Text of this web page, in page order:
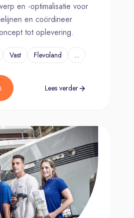
en -optimalisatie voor
en coördineer
tot oplevering.
Vast Flevoland ...
Lees verder